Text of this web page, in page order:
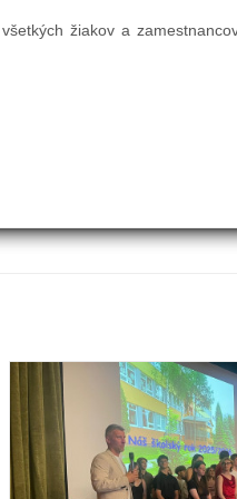
žiakov a